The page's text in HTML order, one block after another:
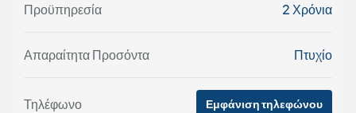
Προϋπηρεσία 2 Χρόνια
Απαραίτητα Προσόντα Πτυχίο
Τηλέφωνο Εμφάνιση τηλεφώνου